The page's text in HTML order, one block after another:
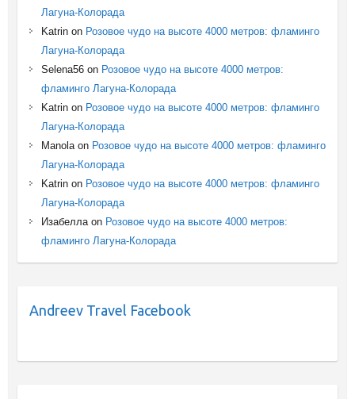
Лагуна-Колорада
Katrinon Розовое чудо на высоте 4000 метров: фламинго
Лагуна-Колорада
Selena56on Розовое чудо на высоте 4000 метров:
фламинго Лагуна-Колорада
Katrinon Розовое чудо на высоте 4000 метров: фламинго
Лагуна-Колорада
Manolaon Розовое чудо на высоте 4000 метров: фламинго
Лагуна-Колорада
Katrinon Розовое чудо на высоте 4000 метров: фламинго
Лагуна-Колорада
Изабеллаon Розовое чудо на высоте 4000 метров:
фламинго Лагуна-Колорада
Andreev Travel Facebook